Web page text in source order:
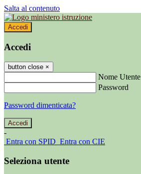
Salta al contenuto
Accedi
Accedi
button close ×
Nome Utente
Password
Password dimenticata?
-
Entra con SPID Entra con CIE
Seleziona utente